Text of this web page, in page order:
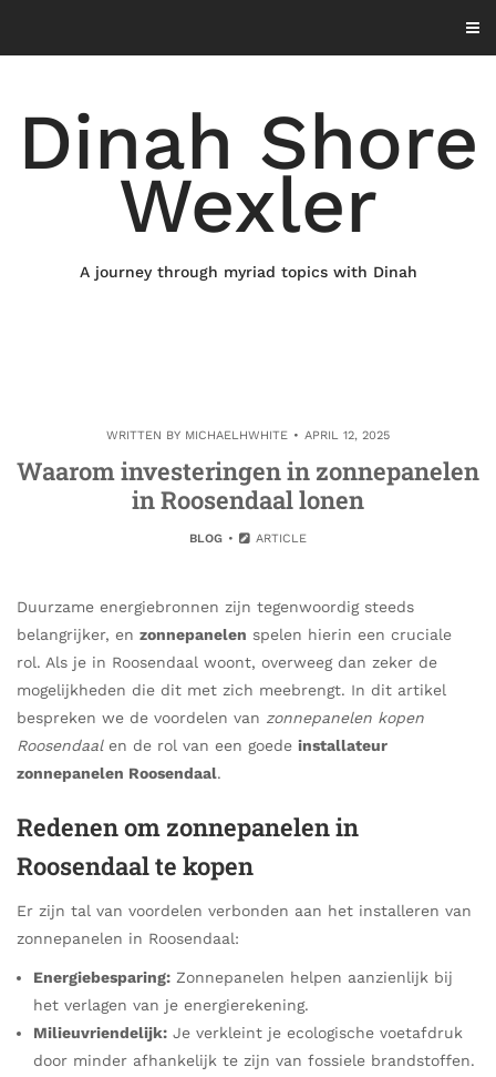
content
Dinah Shore
Wexler
A journey through myriad topics with Dinah
WRITTEN BY MICHAELHWHITE APRIL 12, 2025
Waarom investeringen in zonnepanelen
in Roosendaal lonen
BLOG ARTICLE
Duurzame energiebronnen zijn tegenwoordig steeds
belangrijker, en zonnepanelen spelen hierin een cruciale
rol. Als je in Roosendaal woont, overweeg dan zeker de
mogelijkheden die dit met zich meebrengt. In dit artikel
bespreken we de voordelen van zonnepanelen kopen
Roosendaalen de rol van een goede installateur
zonnepanelen Roosendaal.
Redenen om zonnepanelen in
Roosendaal te kopen
Er zijn tal van voordelen verbonden aan het installeren van
zonnepanelen in Roosendaal:
Energiebesparing: Zonnepanelen helpen aanzienlijk bij
het verlagen van je energierekening.
Milieuvriendelijk: Je verkleint je ecologische voetafdruk
door minder afhankelijk te zijn van fossiele brandstoffen.